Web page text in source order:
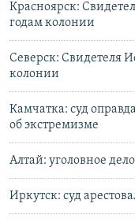
Красноярск:
годам колонии
Северск: Свидетеля
колонии
Камчатка: суд
об экстремизме
Алтай: уголовное
Иркутск: суд